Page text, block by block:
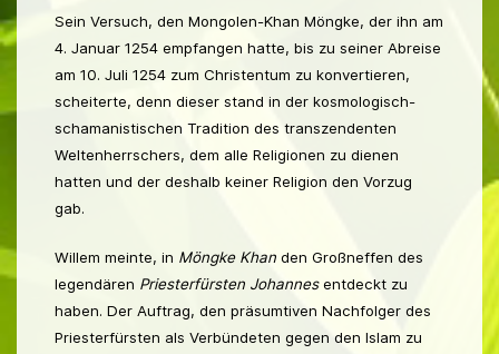
Sein Versuch, den Mongolen-Khan Möngke, der ihn am
4. Januar 1254 empfangen hatte, bis zu seiner Abreise
am 10. Juli 1254 zum Christentum zu konvertieren,
scheiterte, denn dieser stand in der kosmologisch-
schamanistischen Tradition des transzendenten
Weltenherrschers, dem alle Religionen zu dienen
hatten und der deshalb keiner Religion den Vorzug
gab.
Willem meinte, in Möngke Khan den Großneffen des
legendären Priesterfürsten Johannesentdeckt zu
haben. Der Auftrag, den präsumtiven Nachfolger des
Priesterfürsten als Verbündeten gegen den Islam zu